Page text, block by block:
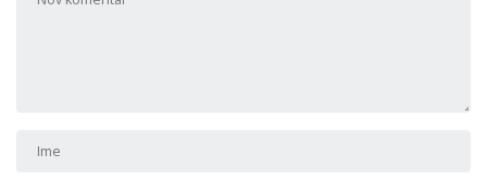
Ime in priimek